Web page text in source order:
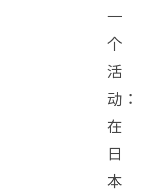
一
个
活
动：
在
日
本